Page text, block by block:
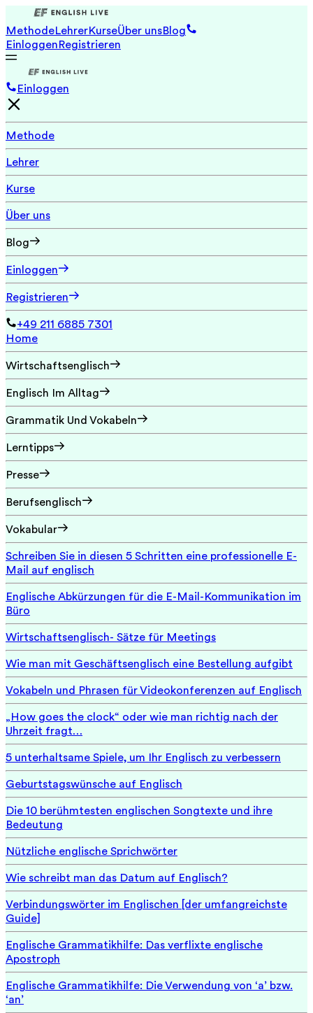
MethodeLehrerKurseÜber unsBlog
EinloggenRegistrieren
Einloggen
Methode
Lehrer
Kurse
Über uns
Blog
Einloggen
Registrieren
+49 211 6885 7301
Home
Wirtschaftsenglisch
Englisch Im Alltag
Grammatik Und Vokabeln
Lerntipps
Presse
Berufsenglisch
Vokabular
Schreiben Sie in diesen 5 Schritten eine professionelle E-
Mail auf englisch
Englische Abkürzungen für die E-Mail-Kommunikation im
Büro
Wirtschaftsenglisch- Sätze für Meetings
Wie man mit Geschäftsenglisch eine Bestellung aufgibt
Vokabeln und Phrasen für Videokonferenzen auf Englisch
„How goes the clock“ oder wie man richtig nach der
Uhrzeit fragt…
5 unterhaltsame Spiele, um Ihr Englisch zu verbessern
Geburtstagswünsche auf Englisch
Die 10 berühmtesten englischen Songtexte und ihre
Bedeutung
Nützliche englische Sprichwörter
Wie schreibt man das Datum auf Englisch?
Verbindungswörter im Englischen [der umfangreichste
Guide]
Englische Grammatikhilfe: Das verflixte englische
Apostroph
Englische Grammatikhilfe: Die Verwendung von ‘a’ bzw.
‘an’